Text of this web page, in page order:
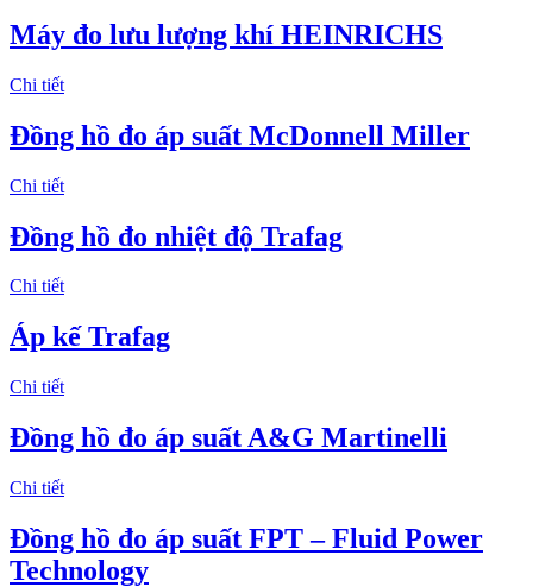
Máy đo lưu lượng khí HEINRICHS
Chi tiết
Đồng hồ đo áp suất McDonnell Miller
Chi tiết
Đồng hồ đo nhiệt độ Trafag
Chi tiết
Áp kế Trafag
Chi tiết
Đồng hồ đo áp suất A&G Martinelli
Chi tiết
Đồng hồ đo áp suất FPT – Fluid Power
Technology